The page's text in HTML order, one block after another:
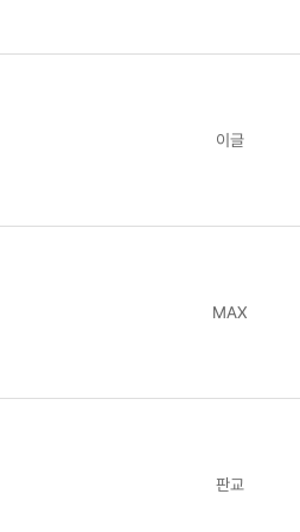
이글
MAX
판교